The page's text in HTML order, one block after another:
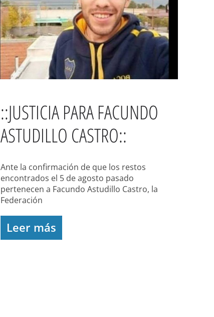
::JUSTICIA PARA FACUNDO
ASTUDILLO CASTRO::
Ante la confirmación de que los restos
encontrados el 5 de agosto pasado
pertenecen a Facundo Astudillo Castro, la
Federación
Leer más